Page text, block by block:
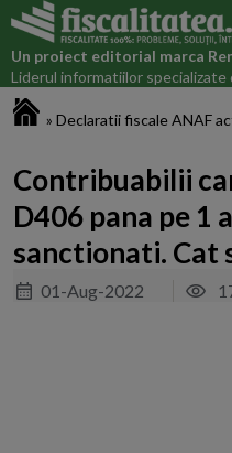
Un proiect editorial marca
Liderul informatiilor specializate
» Declaratii fiscale ANAF
Contribuabilii
D406 pana pe 1
sanctionati. Cat
01-Aug-2022